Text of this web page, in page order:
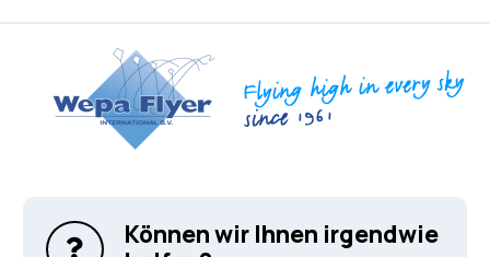
Können wir Ihnen irgendwie